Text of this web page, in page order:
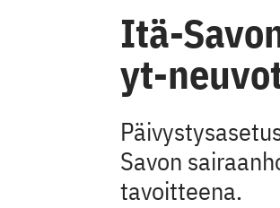
Itä-
yt-
Savon
tavoitteena.